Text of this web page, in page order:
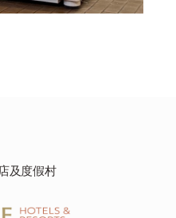
及度假村